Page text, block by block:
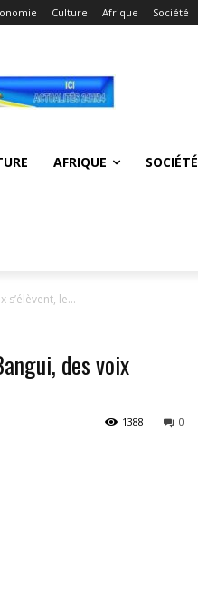
Culture Afrique Société
AFRIQUE SOCIÉTÉ
le...
des voix
0
1388